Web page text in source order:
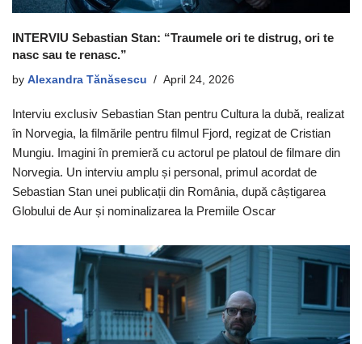
INTERVIU Sebastian Stan: “Traumele ori te distrug, ori te
nasc sau te renasc.”
by Alexandra Tănăsescu April 24, 2026
Interviu exclusiv Sebastian Stan pentru Cultura la dubă, realizat
în Norvegia, la filmările pentru filmul Fjord, regizat de Cristian
Mungiu. Imagini în premieră cu actorul pe platoul de filmare din
Norvegia. Un interviu amplu și personal, primul acordat de
Sebastian Stan unei publicații din România, după câștigarea
Globului de Aur și nominalizarea la Premiile Oscar